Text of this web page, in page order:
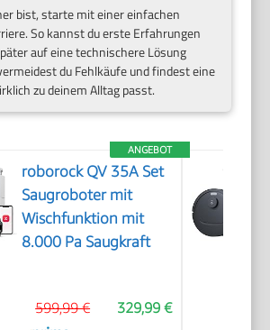
bist, starte mit einer einfachen
So kannst du erste Erfahrungen
auf eine technischere Lösung
du Fehlkäufe und findest eine
zu deinem Alltag passt.
ANGEBOT
roborock QV 35A Set
Saugroboter mit
Wischfunktion mit
8.000 Pa Saugkraft
329,99 €
599,99 €